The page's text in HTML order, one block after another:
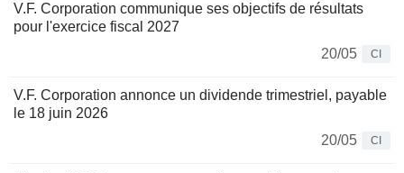
V.F. Corporation communique ses objectifs de résultats
pour l'exercice fiscal 2027
20/05
CI
V.F. Corporation annonce un dividende trimestriel, payable
le 18 juin 2026
20/05
CI